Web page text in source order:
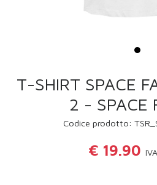
T-SHIRT SPACE
2 - SPACE
Codice prodotto:
€ 19.90